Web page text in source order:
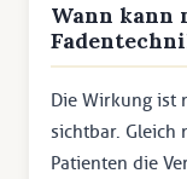
Wann kann
Die Wirkung ist
sichtbar. Gleich
Patienten die